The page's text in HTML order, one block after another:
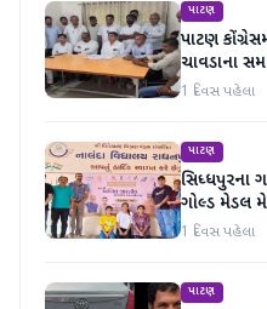
પાટણ
પાટણ
ચાવડાના
1 દિવસ પહેલા
પાટણ
સિધ્ધપુરના
ગોલ્ડ મેડલ
1 દિવસ પહેલા
પાટણ